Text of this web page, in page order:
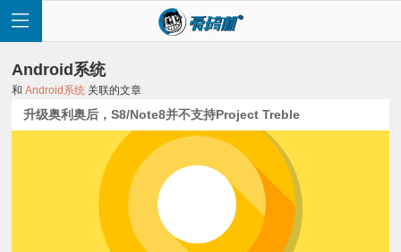
Android系统
和Android系统 关联的文章
升级奥利奥后，S8/Note8并不支持Project Treble